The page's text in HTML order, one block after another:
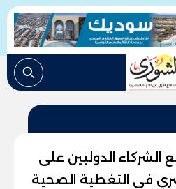
الشركاء الدوليين على
في التغطية الصحية